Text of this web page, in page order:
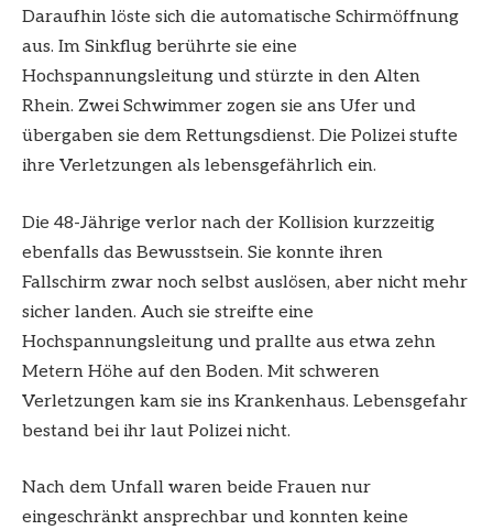
Daraufhin löste sich die automatische Schirmöffnung
aus. Im Sinkflug berührte sie eine
Hochspannungsleitung und stürzte in den Alten
Rhein. Zwei Schwimmer zogen sie ans Ufer und
übergaben sie dem Rettungsdienst. Die Polizei stufte
ihre Verletzungen als lebensgefährlich ein.
Die 48-Jährige verlor nach der Kollision kurzzeitig
ebenfalls das Bewusstsein. Sie konnte ihren
Fallschirm zwar noch selbst auslösen, aber nicht mehr
sicher landen. Auch sie streifte eine
Hochspannungsleitung und prallte aus etwa zehn
Metern Höhe auf den Boden. Mit schweren
Verletzungen kam sie ins Krankenhaus. Lebensgefahr
bestand bei ihr laut Polizei nicht.
Nach dem Unfall waren beide Frauen nur
eingeschränkt ansprechbar und konnten keine